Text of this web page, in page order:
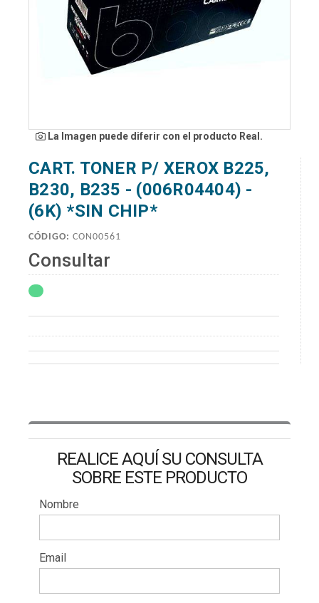
La Imagen puede diferir con el producto Real.
CART. TONER P/ XEROX B225,
B230, B235 - (006R04404) -
(6K) *SIN CHIP*
CÓDIGO: CON00561
Consultar
REALICE AQUÍ SU CONSULTA
SOBRE ESTE PRODUCTO
Nombre
Email